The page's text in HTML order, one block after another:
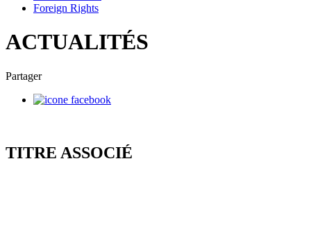
Foreign Rights
ACTUALITÉS
Partager
TITRE ASSOCIÉ